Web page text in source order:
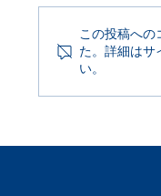
Product
この投稿への
た。詳細はサ
い。